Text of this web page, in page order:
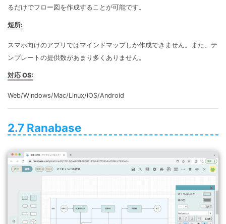
るだけでフロー図を作成することが可能です。
短所:
スマホ向けのアプリではマインドマップしか作成できません。また、テ
ンプレートの提供数があまり多くありません。
対応 OS:
Web/Windows/Mac/Linux/iOS/Android
2.7 Ranabase